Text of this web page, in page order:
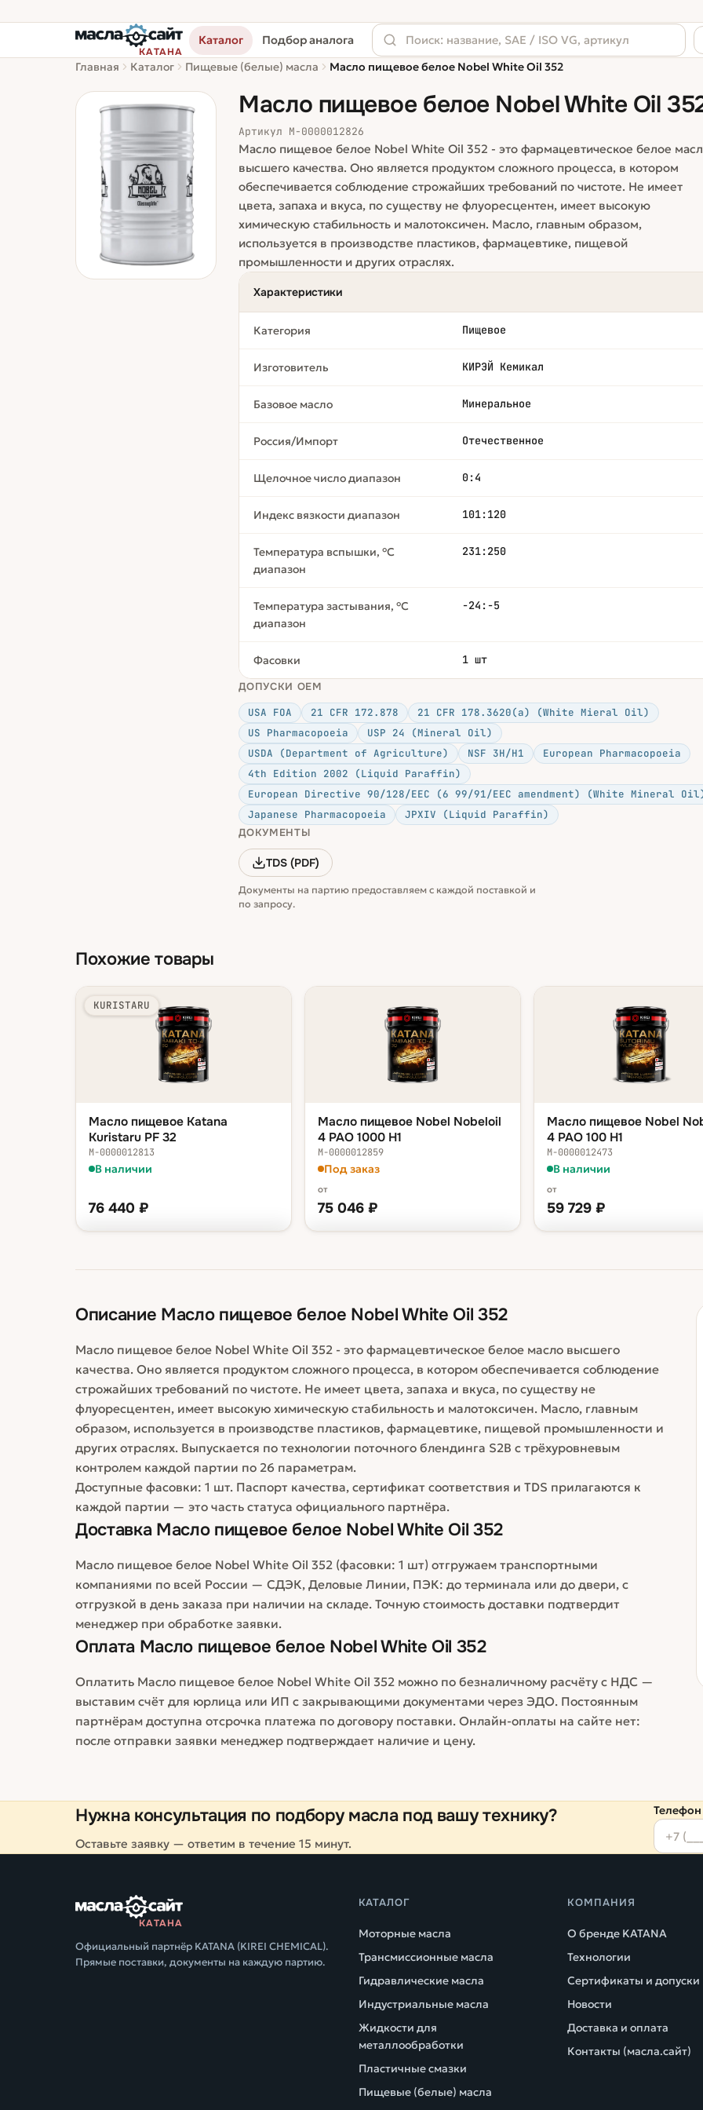
КАТАНА
Каталог
Подбор аналога
Главная
Каталог Пищевые (белые) масла Масло пищевое белое Nobel White Oil 352
Масло пищевое белое Nobel White Oil
Артикул М-0000012826
Масло пищевое белое Nobel White Oil 352 - это фармацевтическое белое
высшего качества. Оно является продуктом сложного процесса, в котором
обеспечивается соблюдение строжайших требований по чистоте. Не имеет
цвета, запаха и вкуса, по существу не флуоресцентен, имеет высокую
химическую стабильность и малотоксичен. Масло, главным образом,
используется в производстве пластиков, фармацевтике, пищевой
промышленности и других отраслях.
Характеристики
Категория Пищевое
Изготовитель КИРЭЙ Кемикал
Базовое масло Минеральное
Россия/Импорт Отечественное
Щелочное число диапазон 0:4
Индекс вязкости диапазон 101:120
Температура вспышки, °С
диапазон
231:250
Температура застывания, °С
диапазон
-24:-5
Фасовки 1 шт
ДОПУСКИ OEM
USA FOA
21 CFR 172.878
21 CFR 178.3620(a) (White Mieral Oil)
US Pharmacopoeia
USP 24 (Mineral Oil)
USDA (Department of Agriculture)
NSF 3H/H1
European Pharmacopoeia
4th Edition 2002 (Liquid Paraffin)
European Directive 90/128/EEC (6 99/91/EEC amendment) (White Mineral
Japanese Pharmacopoeia
JPXIV (Liquid Paraffin)
ДОКУМЕНТЫ
TDS (PDF)
Документы на партию предоставляем с каждой поставкой и
по запросу.
Похожие товары
KURISTARU
Масло пищевое Katana
Kuristaru PF 32
М-0000012813
В наличии
76 440 ₽
бочка 200 л 76 440 ₽
Масло пищевое Nobel Nobeloil
4 PAO 1000 H1
М-0000012859
Под заказ
от
75 046 ₽
канистра 20 л 75 046 ₽
Масло пищевое Nobel
4 PAO 100 H1
М-0000012473
В наличии
от
59 729 ₽
канистра 20 л 59
504
Описание Масло пищевое белое Nobel White Oil 352
Масло пищевое белое Nobel White Oil 352 - это фармацевтическое белое масло высшего
качества. Оно является продуктом сложного процесса, в котором обеспечивается соблюдение
строжайших требований по чистоте. Не имеет цвета, запаха и вкуса, по существу не
флуоресцентен, имеет высокую химическую стабильность и малотоксичен. Масло, главным
образом, используется в производстве пластиков, фармацевтике, пищевой промышленности и
других отраслях. Выпускается по технологии поточного блендинга S2B с трёхуровневым
контролем каждой партии по 26 параметрам.
Доступные фасовки: 1 шт. Паспорт качества, сертификат соответствия и TDS прилагаются к
каждой партии — это часть статуса официального партнёра.
Доставка Масло пищевое белое Nobel White Oil 352
Масло пищевое белое Nobel White Oil 352 (фасовки: 1 шт) отгружаем транспортными
компаниями по всей России — СДЭК, Деловые Линии, ПЭК: до терминала или до двери, с
отгрузкой в день заказа при наличии на складе. Точную стоимость доставки подтвердит
менеджер при обработке заявки.
Оплата Масло пищевое белое Nobel White Oil 352
Оплатить Масло пищевое белое Nobel White Oil 352 можно по безналичному расчёту с НДС —
выставим счёт для юрлица или ИП с закрывающими документами через ЭДО. Постоянным
партнёрам доступна отсрочка платежа по договору поставки. Онлайн-оплаты на сайте нет:
после отправки заявки менеджер подтверждает наличие и цену.
Нужна консультация по подбору масла под вашу технику?
Оставьте заявку — ответим в течение 15 минут.
Телефон
КАТАНА
Официальный партнёр KATANA (KIREI CHEMICAL).
Прямые поставки, документы на каждую партию.
КАТАЛОГ
Моторные масла
Трансмиссионные масла
Гидравлические масла
Индустриальные масла
Жидкости для
металлообработки
Пластичные смазки
Пищевые (белые) масла
КОМПАНИЯ
О бренде KATANA
Технологии
Сертификаты и допуски
Новости
Доставка и оплата
Контакты (масла.сайт)